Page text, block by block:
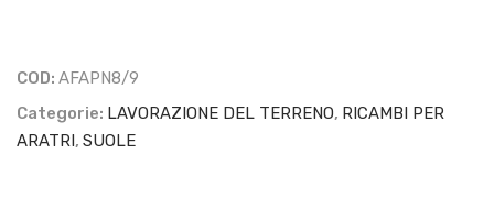
COD: AFAPN8/9
Categorie: LAVORAZIONE DEL TERRENO, RICAMBI PER
ARATRI, SUOLE